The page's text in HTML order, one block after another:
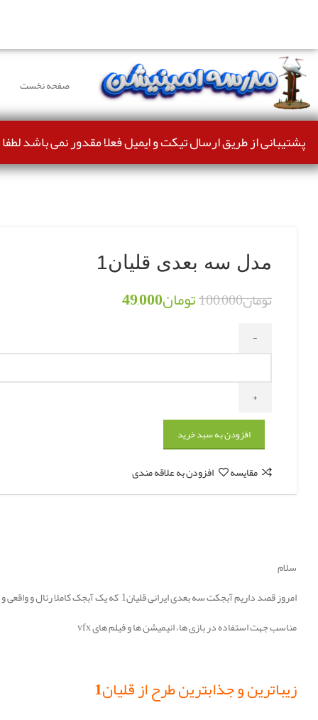
صفحه نخست
پشتیبانی از طریق ارسال تیکت و ایمیل فعلا مقدور نمی باشد
مدل سه بعدی قلیان1
تومان100,000تومان49,000
افزودن به سبد خرید
مقایسه افزودن به علاقه مندی
سلام
امروز قصد داریم آبجکت سه بعدی ایرانی قلیان1 که یک آبجک کاملا رئال و واقعی و با جزئیات و منحصر به فرد تلقی میشه رو به شما معرفی کنیم که امیدوارم از آن نهایت استفاده را ببرید.
مناسب جهت استفاده در بازی ها، انیمیشن ها و فیلم های vfx
زیباترین و جذابترین طرح از قلیان1